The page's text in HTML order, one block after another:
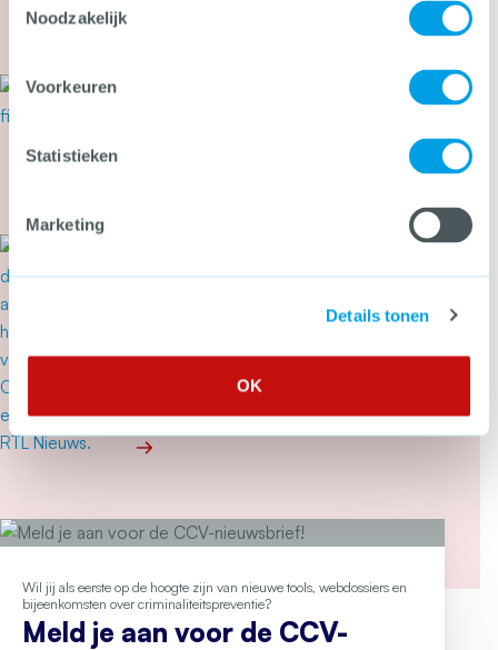
Noodzakelijk
Voorkeuren
Statistieken
Marketing
Details tonen
OK
wetsvoorstel tegen heling en
Meer over Tweede Kamer stemt in met
‘Drugslab in woonwijk is
Wil jij als eerste op de hoogte zijn van nieuwe tools, webdossiers en
bijeenkomsten over criminaliteitspreventie?
Meld je aan voor de CCV-